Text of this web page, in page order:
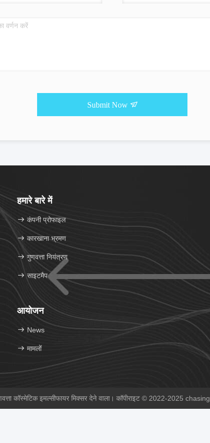
Submit Now
हमारे बारे में
कंपनी प्रोफाइल
कारखाना भ्रमण
गुणवत्ता नियंत्रण
साइटमैप
आयोजन
News
मामलों
कॉस्मेटिक इमल्सीफायर मिक्सर देने वाला। कॉपीराइट © 2022-2025